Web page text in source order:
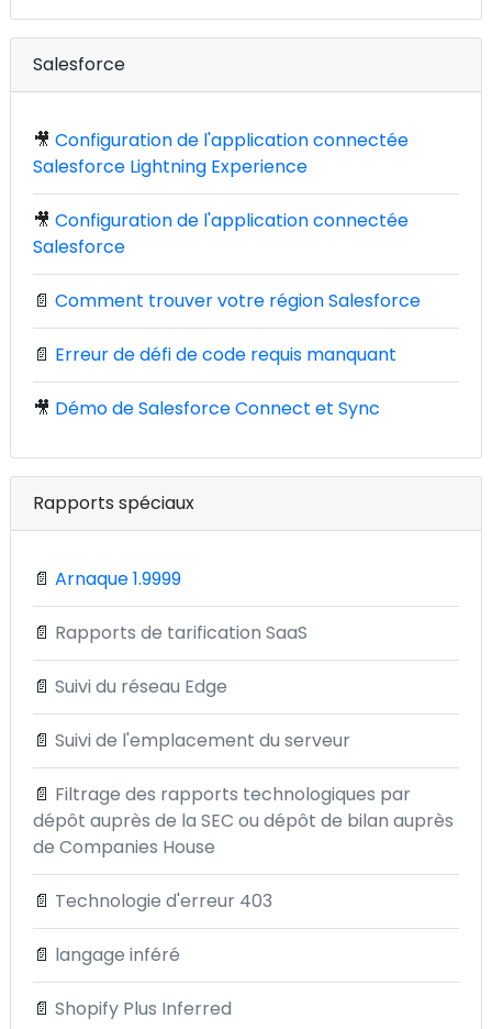
Salesforce
🎥 Configuration de l'application connectée
Salesforce Lightning Experience
🎥 Configuration de l'application connectée
Salesforce
📄 Comment trouver votre région Salesforce
📄 Erreur de défi de code requis manquant
🎥 Démo de Salesforce Connect et Sync
Rapports spéciaux
📄 Arnaque 1.9999
📄 Rapports de tarification SaaS
📄 Suivi du réseau Edge
📄 Suivi de l'emplacement du serveur
📄 Filtrage des rapports technologiques par
dépôt auprès de la SEC ou dépôt de bilan auprès
de Companies House
📄 Technologie d'erreur 403
📄 langage inféré
📄 Shopify Plus Inferred